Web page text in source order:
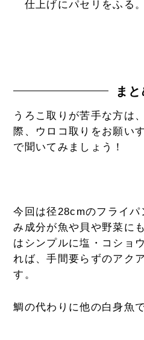
仕上げにパセリをふる。
ま
うろこ取りが苦手な方は
際、ウロコ取りをお願い
で聞いてみましょう！
今回は径28cmのフライパ
み成分が魚や貝や野菜に
はシンプルに塩・コショ
れば、手間要らずのアク
す。
鯛の代わりに他の白身魚